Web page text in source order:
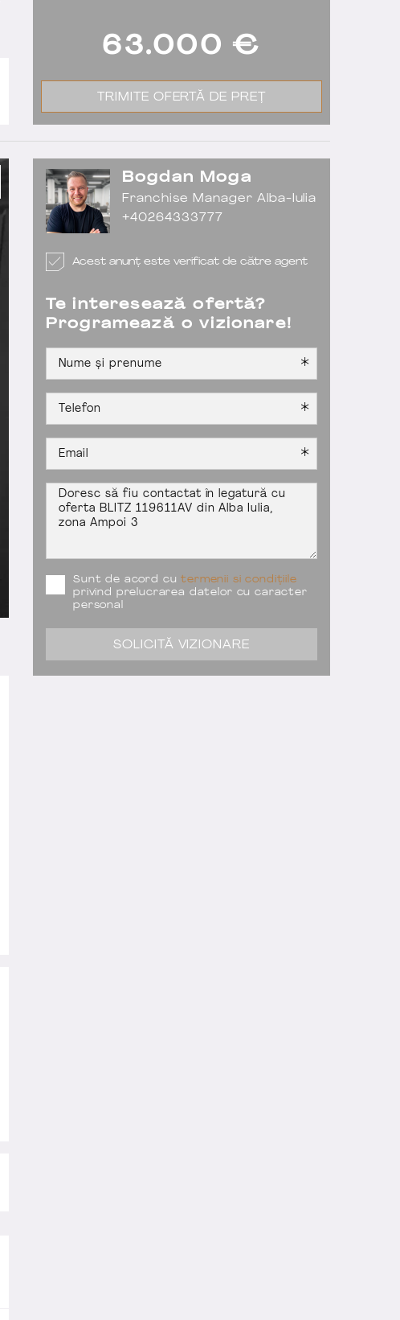
Bogdan Moga
Franchise Manager Alba-Iulia
+40264333777
Acest anunț este verificat de către agent
Te interesează ofertă?
Programează o vizionare!
Sunt de acord cutermenii si condițiile
privind prelucrarea datelor cu caracter
personal
SOLICITĂ VIZIONARE
63.000 €
TRIMITE OFERTĂ DE PREȚ